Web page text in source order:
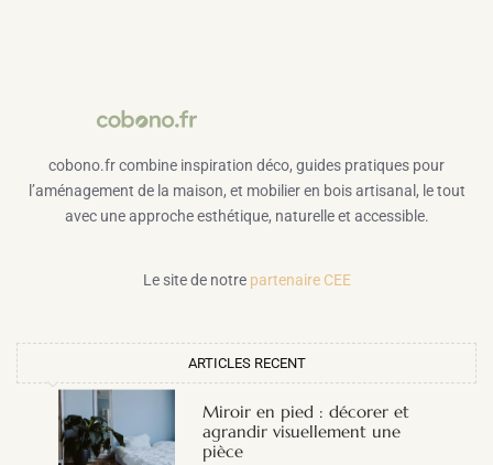
cobono.fr combine inspiration déco, guides pratiques pour
l’aménagement de la maison, et mobilier en bois artisanal, le tout
avec une approche esthétique, naturelle et accessible.
Le site de notre partenaire CEE
ARTICLES RECENT
Miroir en pied : décorer et
agrandir visuellement une
pièce